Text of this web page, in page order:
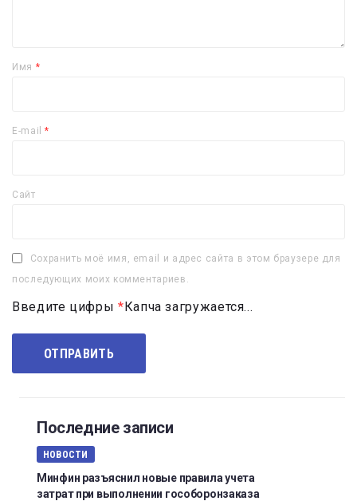
Имя *
E-mail*
Сайт
Сохранить моё имя, email и адрес сайта в этом браузере для
последующих моих комментариев.
Введите цифры *Капча загружается...
Последние записи
НОВОСТИ
Минфин разъяснил новые правила учета
затрат при выполнении гособоронзаказа